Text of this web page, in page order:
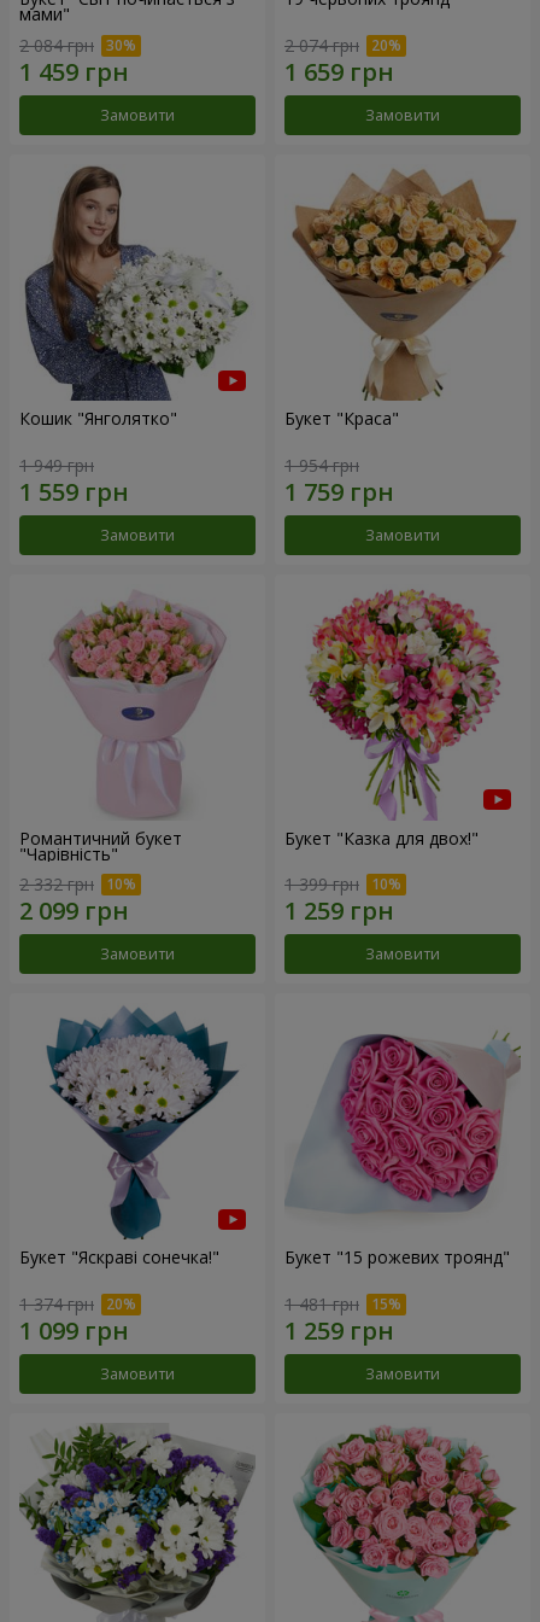
мами"
2 084 грн
Замовити
2 074 грн
Замовити
Кошик "Янголятко"
1 949 грн
Замовити
Букет "Краса"
1 954 грн
Замовити
Романтичний букет
"Чарівність"
2 332 грн
Замовити
Букет "Казка для двох!"
1 399 грн
Замовити
Букет "Яскраві сонечка!"
1 374 грн
Замовити
Букет "15 рожевих троянд"
1 481 грн
Замовити